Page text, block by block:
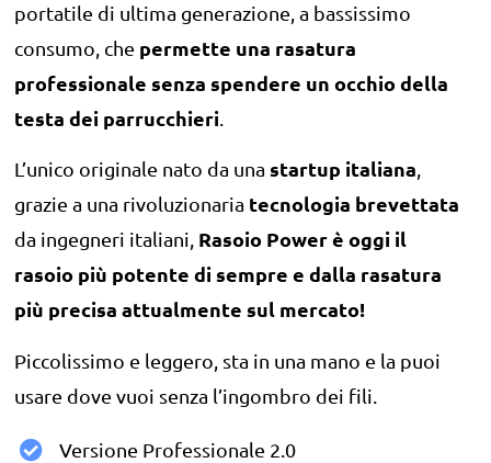
portatile di ultima generazione, a bassissimo
consumo, che permette una rasatura
professionale senza spendere un occhio della
testa dei parrucchieri
L’unico originale nato da una startup italiana,
grazie a una rivoluzionaria tecnologia brevettata
da ingegneri italiani, Rasoio Powerè oggi il
rasoio più potente di sempre e dalla rasatura
più precisa attualmente sul mercato!
Piccolissimo e leggero, sta in una mano e la puoi
usare dove vuoi senza l’ingombro dei fili.
Versione Professionale 2.0